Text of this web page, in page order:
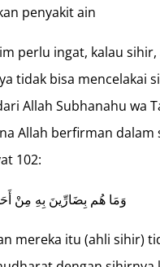
penyakit ain
perlu ingat, kalau sihir,
tidak bisa mencelakai
Allah Subhanahu wa
Allah berfirman dalam
102:
وَمَا هُم بِضَارِّينَ بِهِ مِنْ أَحَدٍ
mereka itu (ahli sihir)